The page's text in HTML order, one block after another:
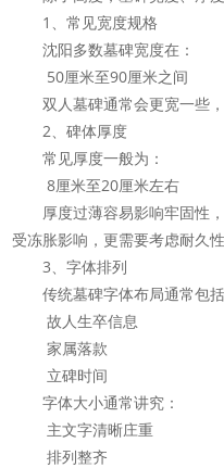
1、常见宽度规格
沈阳多数墓碑宽度在：
50厘米至90厘米之间
双人墓碑通常会更宽一些
2、碑体厚度
常见厚度一般为：
8厘米至20厘米左右
厚度过薄容易影响牢固性
受冻胀影响，更需要考虑耐久性
3、字体排列
传统墓碑字体布局通常包括
故人生卒信息
家属落款
立碑时间
字体大小通常讲究：
主文字清晰庄重
排列整齐